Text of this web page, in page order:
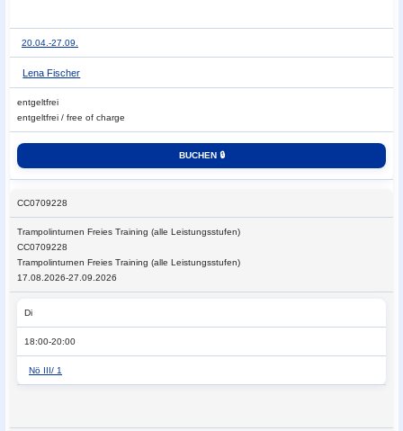
20.04.-27.09.
Lena Fischer
entgeltfrei
entgeltfrei / free of charge
CC0709228
Trampolinturnen Freies Training (alle Leistungsstufen)
CC0709228
Trampolinturnen Freies Training (alle Leistungsstufen)
17.08.2026-27.09.2026
Di
18:00-20:00
Nö III/ 1